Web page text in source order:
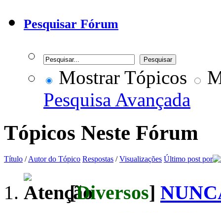
Pesquisar Fórum
Mostrar Tópicos
Pesquisa Avançada
Tópicos Neste Fórum
Título /Autor do Tópico Respostas /Visualizações Último post por
[Diversos]